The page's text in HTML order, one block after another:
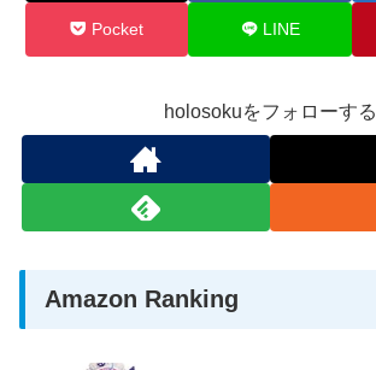
Pocket LINE
holosokuをフォローする
Amazon Ranking